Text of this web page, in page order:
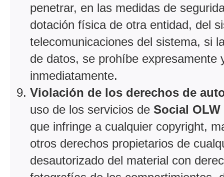
penetrar, en las medidas de
dotación física de otra entidad, del
telecomunicaciones del sistema, si
de datos, se prohíbe expresamente
inmediatamente.
Violación de los derechos de
uso de los servicios de Social OLW
que infringe a cualquier copyright,
otros derechos propietarios de
desautorizado del material con